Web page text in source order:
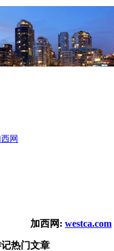
网
加西网: westca.com
热门文章